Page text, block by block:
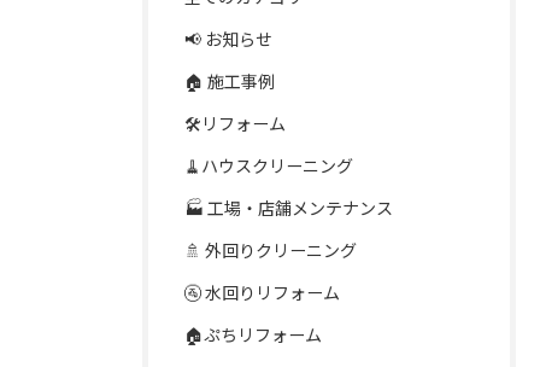
📢 お知らせ
🏠 施工事例
🛠️リフォーム
🧹ハウスクリーニング
🏭 工場・店舗メンテナンス
🚿 外回りクリーニング
🚰 水回りリフォーム
🏠ぷちリフォーム